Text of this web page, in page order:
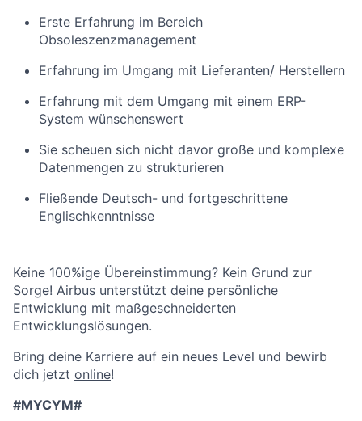
Erste Erfahrung im Bereich
Obsoleszenzmanagement
Erfahrung im Umgang mit Lieferanten/ Herstellern
Erfahrung mit dem Umgang mit einem ERP-
System wünschenswert
Sie scheuen sich nicht davor große und komplexe
Datenmengen zu strukturieren
Fließende Deutsch- und fortgeschrittene
Englischkenntnisse
Keine 100%ige Übereinstimmung? Kein Grund zur
Sorge! Airbus unterstützt deine persönliche
Entwicklung mit maßgeschneiderten
Entwicklungslösungen.
Bring deine Karriere auf ein neues Level und bewirb
dich jetzt online!
#MYCYM#